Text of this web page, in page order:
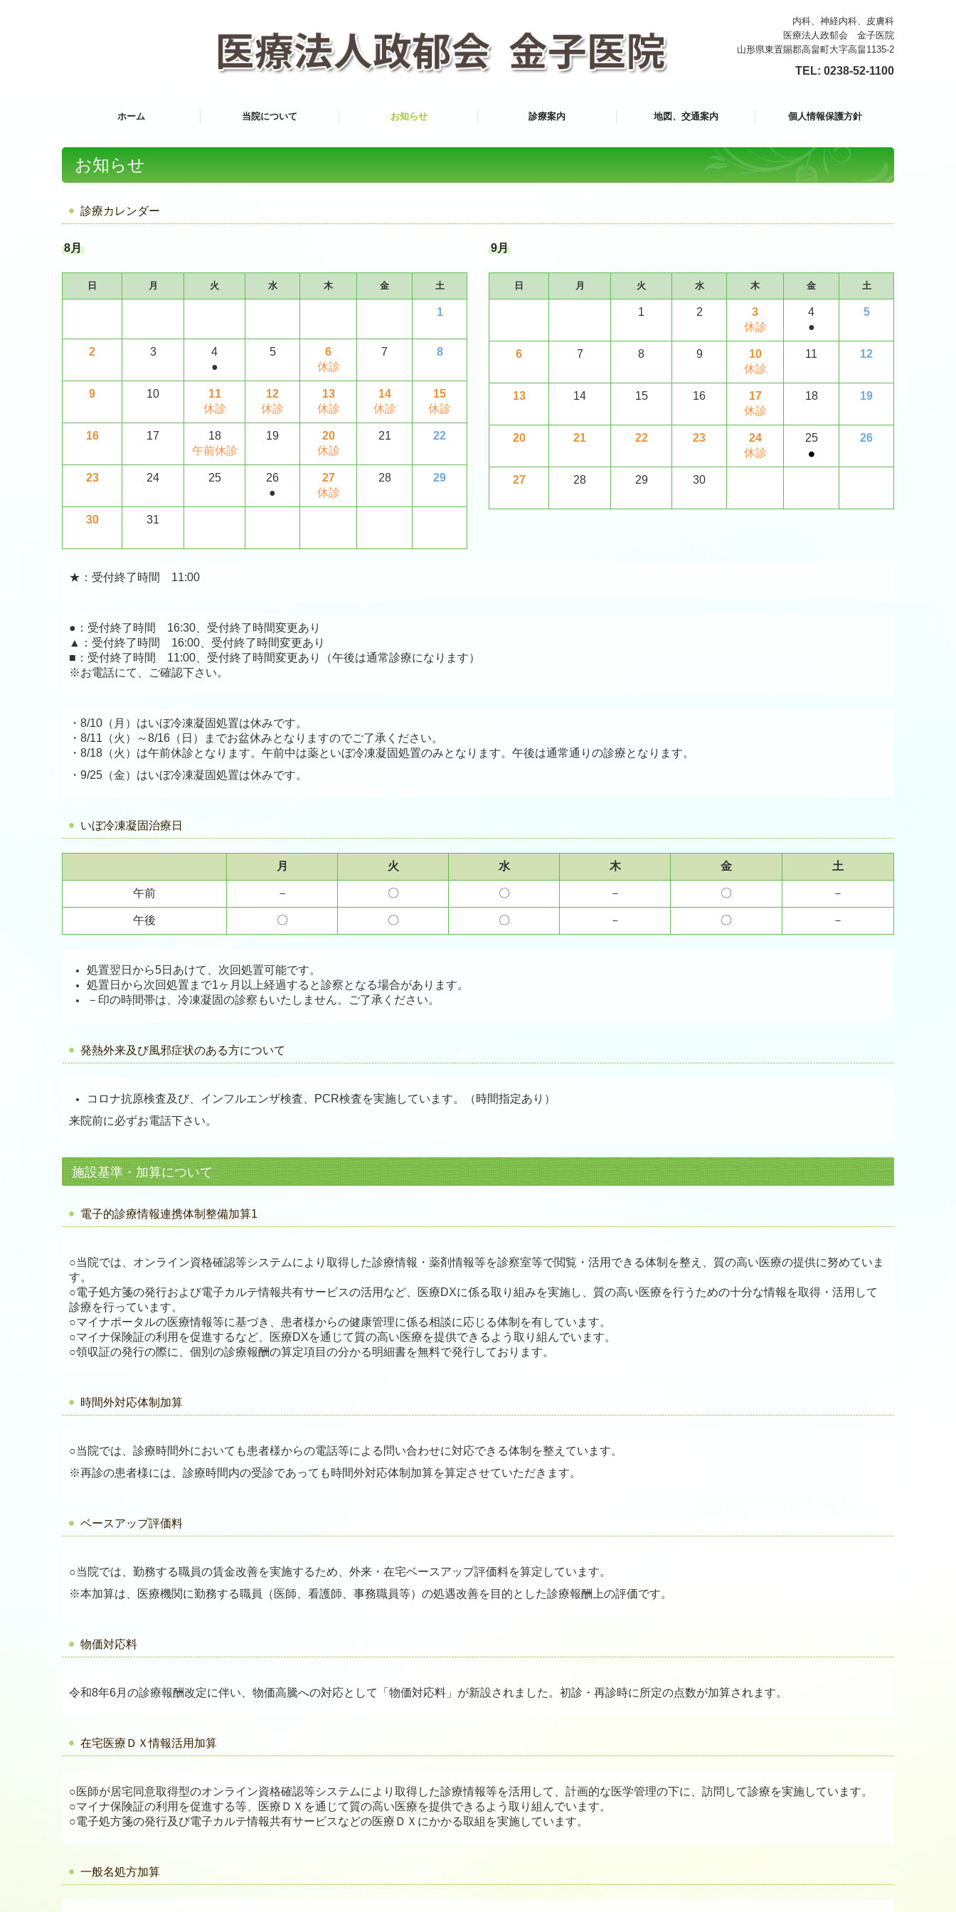
内科、神経内科、皮膚科
医療法人政郁会 金子医院
山形県東置賜郡高畠町大字高畠1135-2
TEL: 0238-52-1100
ホーム 当院について お知らせ 診療案内 地図、交通案内 個人情報保護方針
お知らせ
診療カレンダー
8月
日 月 火 水 木 金 土
1
2 3
4
●
5
6
休診
7 8
9 10
11
休診
12
休診
13
休診
14
休診
15
休診
16 17
18
午前休診
19
20
休診
21 22
23 24 25
26
●
27
休診
28 29
30 31
9月
日 月 火 水 木 金 土
1 2
3
休診
4
●
5
6 7 8 9
10
休診
11 12
13 14 15 16
17
休診
18 19
20 21 22 23
24
休診
25
●
26
27 28 29 30
★： 受付終了時間 11:00
●：受付終了時間 16:30、受付終了時間変更あり
▲：受付終了時間 16:00、受付終了時間変更あり
■： 受付終了時間 11:00、受付終了時間変更あり（午後は通常診療になります）
※お電話にて、ご確認下さい。
・8/10（月）はいぼ冷凍凝固処置は休みです。
・8/11（火）～8/16（日）までお盆休みとなりますのでご了承ください。
・8/18（火）は午前休診となります。午前中は薬といぼ冷凍凝固処置のみとなります。午後は通常通りの診療となります。
・9/25（金）はいぼ冷凍凝固処置は休みです。
いぼ冷凍凝固治療日
月 火 水 木 金 土
午前 － 〇 〇 － 〇 －
午後 〇 〇 〇 － 〇 －
処置翌日から5日あけて、次回処置可能です。
処置日から次回処置まで1ヶ月以上経過すると診察となる場合があります。
－印の時間帯は、冷凍凝固の診察もいたしません。ご了承ください。
発熱外来及び風邪症状のある方について
コロナ抗原検査及び、インフルエンザ検査、PCR検査を実施しています。（時間指定あり）
来院前に必ずお電話下さい。
施設基準・加算について
電子的診療情報連携体制整備加算1
○当院では、オンライン資格確認等システムにより取得した診療情報・薬剤情報等を診察室等で閲覧・活用できる体制を整え、質の高い医療の提供に努めていま
す。
○電子処方箋の発行および電子カルテ情報共有サービスの活用など、医療DXに係る取り組みを実施し、質の高い医療を行うための十分な情報を取得・活用して
診療を行っています。
○マイナポータルの医療情報等に基づき、患者様からの健康管理に係る相談に応じる体制を有しています。
○マイナ保険証の利用を促進するなど、医療DXを通じて質の高い医療を提供できるよう取り組んでいます。
○領収証の発行の際に、個別の診療報酬の算定項目の分かる明細書を無料で発行しております。
時間外対応体制加算
○当院では、診療時間外においても患者様からの電話等による問い合わせに対応できる体制を整えています。
※再診の患者様には、診療時間内の受診であっても時間外対応体制加算を算定させていただきます。
ベースアップ評価料
○当院では、勤務する職員の賃金改善を実施するため、外来・在宅ベースアップ評価料を算定しています。
※本加算は、医療機関に勤務する職員（医師、看護師、事務職員等）の処遇改善を目的とした診療報酬上の評価です。
物価対応料
令和8年6月の診療報酬改定に伴い、物価高騰への対応として「物価対応料」が新設されました。初診・再診時に所定の点数が加算されます。
在宅医療ＤＸ情報活用加算
○医師が居宅同意取得型のオンライン資格確認等システムにより取得した診療情報等を活用して、計画的な医学管理の下に、訪問して診療を実施しています。
○マイナ保険証の利用を促進する等、医療ＤＸを通じて質の高い医療を提供できるよう取り組んでいます。
○電子処方箋の発行及び電子カルテ情報共有サービスなどの医療ＤＸにかかる取組を実施しています。
一般名処方加算